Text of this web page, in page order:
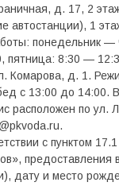
д. 17, 2
автостанции), 1
понедельник —
пятница: 8:30 —
Комарова, д. 1.
с 13:00 до 14:00.
расположен по
с пунктом
дату и место